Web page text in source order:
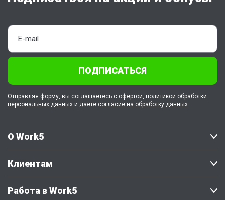
О Work5
Клиентам
Работа в Work5
ПОДПИСАТЬСЯ
Отправляя форму, вы соглашаетесь с офертой, политикой обработки
персональных данных и даёте согласие на обработку данных